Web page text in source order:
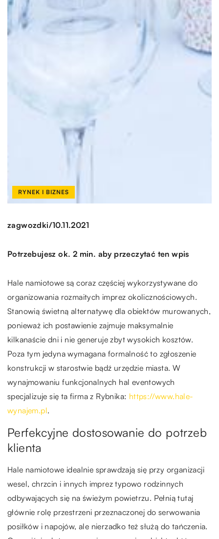
RYNEK I BIZNES
zagwozdki/10.11.2021
Potrzebujesz ok. 2 min. aby przeczytać ten wpis
Hale namiotowe są coraz częściej wykorzystywane do
organizowania rozmaitych imprez okolicznościowych.
Stanowią świetną alternatywę dla obiektów murowanych,
ponieważ ich postawienie zajmuje maksymalnie
kilkanaście dni i nie generuje zbyt wysokich kosztów.
Poza tym jedyna wymagana formalność to zgłoszenie
konstrukcji w starostwie bądź urzędzie miasta. W
wynajmowaniu funkcjonalnych hal eventowych
specjalizuje się ta firma z Rybnika: https://www.hale-
wynajem.pl.
Perfekcyjne dostosowanie do potrzeb
klienta
Hale namiotowe idealnie sprawdzają się przy organizacji
wesel, chrzcin i innych imprez typowo rodzinnych
odbywających się na świeżym powietrzu. Pełnią tutaj
głównie rolę przestrzeni przeznaczonej do serwowania
posiłków i napojów, ale nierzadko też służą do tańczenia.